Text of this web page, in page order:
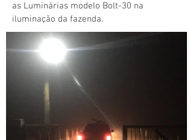
as Luminárias modelo Bolt-30 na
iluminação da fazenda.